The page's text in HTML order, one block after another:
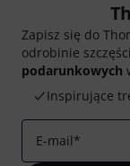
Zapisz się do
odrobinie
podarunkowych
Inspirujące
E-mail*